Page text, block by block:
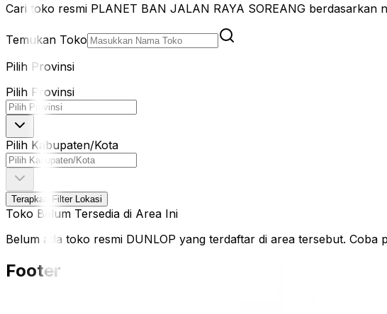
Cari toko resmi PLANET BAN JALAN RAYA SOREANG berdasarkan
Temukan Toko
Pilih Provinsi
Pilih Provinsi
Pilih Kabupaten/Kota
Terapkan Filter Lokasi
Toko Belum Tersedia di Area Ini
Belum ada toko resmi DUNLOP yang terdaftar di area tersebut. Coba
Footer